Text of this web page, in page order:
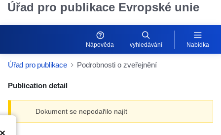
Úřad pro publikace Evropské unie
Nápověda vyhledávání Nabídka
Úřad pro publikace Podrobnosti o zveřejnění
Publication detail
Dokument se nepodařilo najít